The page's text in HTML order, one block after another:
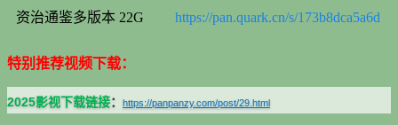
资治通鉴多版本 22G https://pan.quark.cn/s/173b8dca5a6d
特别推荐视频下载：
2025影视下载链接： https://panpanzy.com/post/29.html